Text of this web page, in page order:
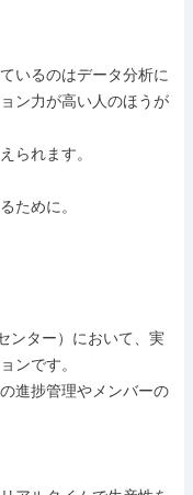
いるのはデータ分析に
ン力が高い人のほうが
られます。
ために。
ンター）において、実
ンです。
進捗管理やメンバーの